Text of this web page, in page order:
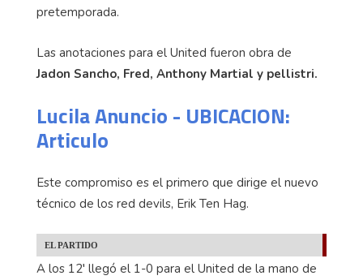
pretemporada.
Las anotaciones para el United fueron obra de
Jadon Sancho, Fred, Anthony Martial y pellistri.
Lucila Anuncio - UBICACION:
Articulo
Este compromiso es el primero que dirige el nuevo
técnico de los red devils, Erik Ten Hag.
EL PARTIDO
A los 12′ llegó el 1-0 para el United de la mano de